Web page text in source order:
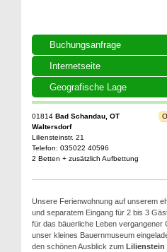
Buchungsanfrage
Internetseite
Geografische Lage
01814 Bad Schandau, OT
Waltersdorf
Liliensteinstr. 21
Telefon: 035022 40596
2 Betten + zusätzlich Aufbettung
Unsere Ferienwohnung auf unserem
und separatem Eingang für 2 bis 3
für das bäuerliche Leben vergangener
unser kleines Bauernmuseum
den schönen Ausblick zum Lilienstein